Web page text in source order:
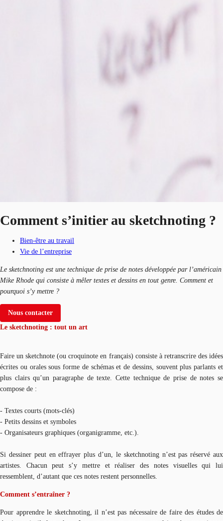
Comment s’initier au sketchnoting ?
Bien-être au travail
Vie de l’entreprise
Le sketchnoting est une technique de prise de notes développée par l’américain
Mike Rhode qui consiste à mêler textes et dessins en tout genre. Comment et
pourquoi s’y mettre ?
Nous contacter
Le sketchnoting : tout un art
Faire un sketchnote (ou croquinote en français) consiste à retranscrire des idées
écrites ou orales sous forme de schémas et de dessins, souvent plus parlants et
plus clairs qu’un paragraphe de texte. Cette technique de prise de notes se
compose de :
- Textes courts (mots-clés)
- Petits dessins et symboles
- Organisateurs graphiques (organigramme, etc.).
Si dessiner peut en effrayer plus d’un, le sketchnoting n’est pas réservé aux
artistes. Chacun peut s’y mettre et réaliser des notes visuelles qui lui
ressemblent, d’autant que ces notes restent personnelles.
Comment s’entraîner ?
Pour apprendre le sketchnoting, il n’est pas nécessaire de faire des études de